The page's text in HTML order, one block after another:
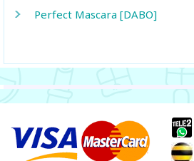
Perfect Mascara [DABO]